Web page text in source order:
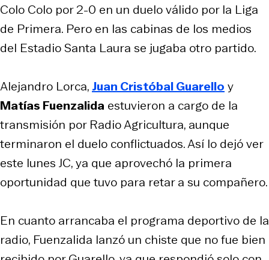
Colo Colo por 2-0 en un duelo válido por la Liga
de Primera. Pero en las cabinas de los medios
del Estadio Santa Laura se jugaba otro partido.
Alejandro Lorca, Juan Cristóbal Guarello y
Matías Fuenzalida estuvieron a cargo de la
transmisión por Radio Agricultura, aunque
terminaron el duelo conflictuados. Así lo dejó ver
este lunes JC, ya que aprovechó la primera
oportunidad que tuvo para retar a su compañero.
En cuanto arrancaba el programa deportivo de la
radio, Fuenzalida lanzó un chiste que no fue bien